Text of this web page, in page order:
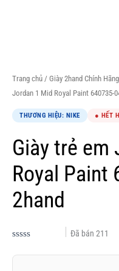
Trang chủ / Giày 2hand Chính Hãng
Jordan 1 Mid Royal Paint 640735-
THƯƠNG HIỆU: NIKE ● HẾT
Giày trẻ em
Royal Paint
2hand
xếp
Đã bán 211